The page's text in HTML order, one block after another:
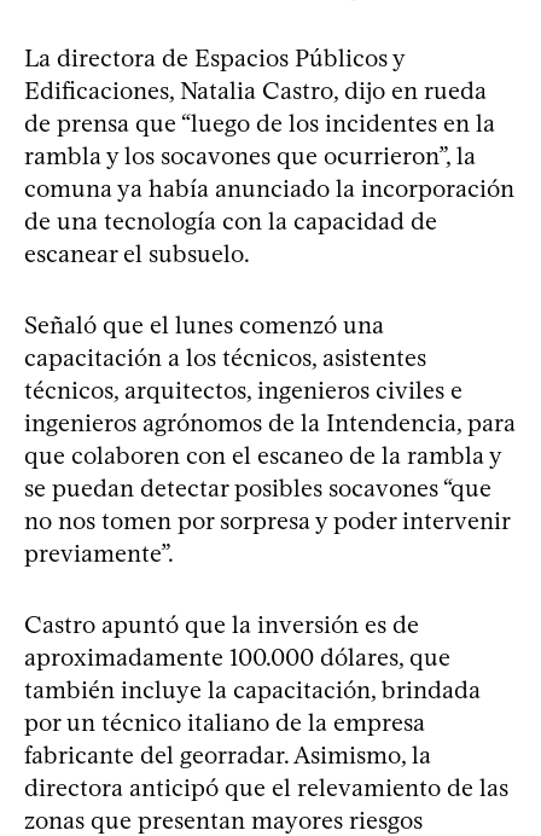
La directora de Espacios Públicos y
Edificaciones, Natalia Castro, dijo en rueda
de prensa que “luego de los incidentes en la
rambla y los socavones que ocurrieron”, la
comuna ya había anunciado la incorporación
de una tecnología con la capacidad de
escanear el subsuelo.
Señaló que el lunes comenzó una
capacitación a los técnicos, asistentes
técnicos, arquitectos, ingenieros civiles e
ingenieros agrónomos de la Intendencia, para
que colaboren con el escaneo de la rambla y
se puedan detectar posibles socavones “que
no nos tomen por sorpresa y poder intervenir
previamente”.
Castro apuntó que la inversión es de
aproximadamente 100.000 dólares, que
también incluye la capacitación, brindada
por un técnico italiano de la empresa
fabricante del georradar. Asimismo, la
directora anticipó que el relevamiento de las
zonas que presentan mayores riesgos